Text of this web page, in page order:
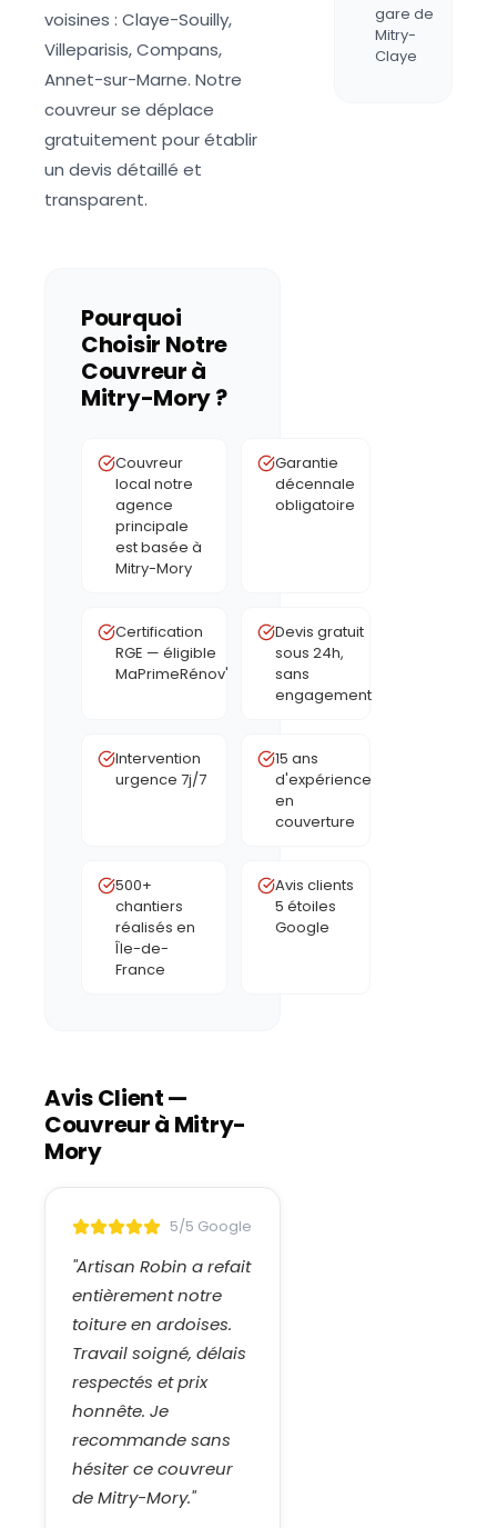
voisines : Claye-Souilly,
Villeparisis, Compans,
Annet-sur-Marne. Notre
couvreur se déplace
gratuitement pour établir
un devis détaillé et
transparent.
Pourquoi
Choisir Notre
Couvreur à
Mitry-Mory?
Couvreur
local notre
agence
principale
est basée à
Mitry-Mory
Garantie
décennale
obligatoire
Certification
RGE — éligible
MaPrimeRénov'
Devis gratuit
sous 24h,
sans
engagement
Intervention
urgence 7j/7
15 ans
d'expérience
en
couverture
500+
chantiers
réalisés en
Île-de-
France
Avis clients
5 étoiles
Google
Avis Client —
Couvreur à Mitry-
Mory
5/5 Google
"Artisan Robin a refait
entièrement notre
toiture en ardoises.
Travail soigné, délais
respectés et prix
honnête. Je
recommande sans
hésiter ce couvreur
de Mitry-Mory."
gare de
Mitry-
Claye